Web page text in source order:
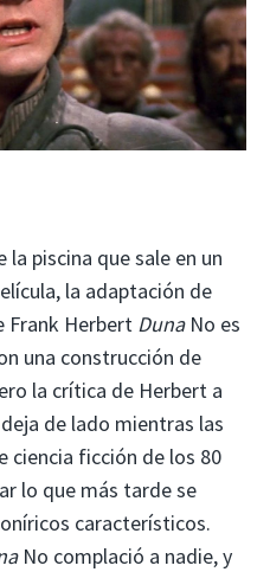
piscina que sale en un
la adaptación de
Frank Herbert DunaNo es
una construcción de
la crítica de Herbert a
de lado mientras las
ciencia ficción de los 80
lo que más tarde se
característicos.
No complació a nadie, y